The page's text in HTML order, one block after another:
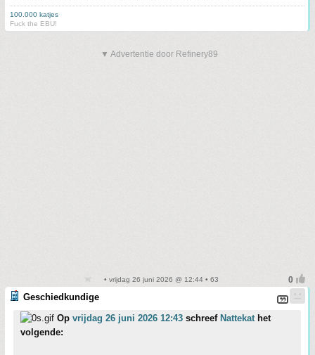
100.000 katjes
Fuck the EBU!
▼ Advertentie door Refinery89
• vrijdag 26 juni 2026 @ 12:44 • 63
Geschiedkundige
Op vrijdag 26 juni 2026 12:43 schreef Nattekathet
volgende: